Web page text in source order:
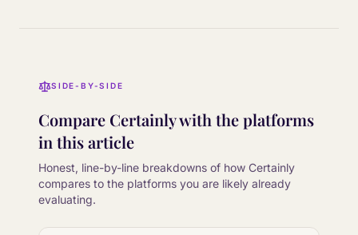
SIDE-BY-SIDE
Compare Certainly with the platforms
in this article
Honest, line-by-line breakdowns of how Certainly
compares to the platforms you are likely already
evaluating.